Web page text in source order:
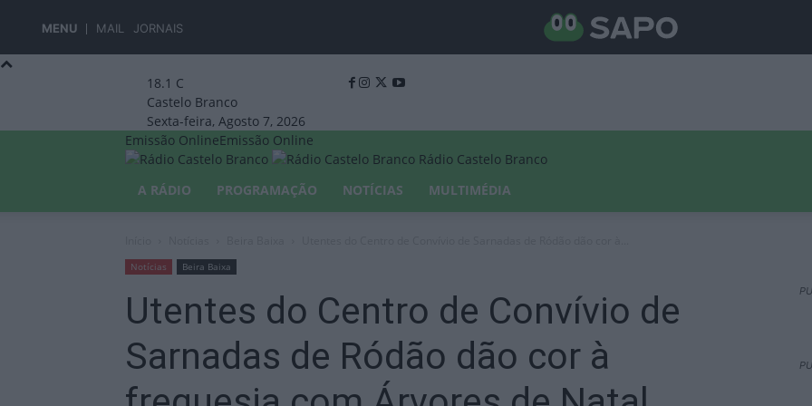
MENU MAIL JORNAIS
18.1 C
Castelo Branco
Sexta-feira, Agosto 7, 2026
Emissão OnlineEmissão Online
Rádio Castelo Branco
A RÁDIO
PROGRAMAÇÃO NOTÍCIAS MULTIMÉDIA
Notícias Beira Baixa
Utentes do Centro de Convívio de
Sarnadas de Ródão dão cor à